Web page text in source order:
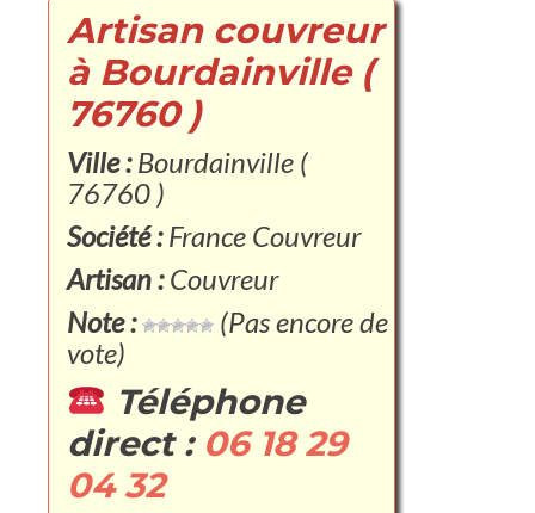
Artisan couvreur
à Bourdainville (
76760 )
Ville :Bourdainville (
76760 )
Société :France Couvreur
Artisan :Couvreur
Note :
(Pas encore de
vote)
Téléphone
direct : 06 18 29
04 32